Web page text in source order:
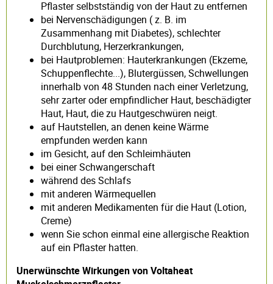
Pflaster selbstständig von der Haut zu entfernen
bei Nervenschädigungen ( z. B. im
Zusammenhang mit Diabetes), schlechter
Durchblutung, Herzerkrankungen,
bei Hautproblemen: Hauterkrankungen (Ekzeme,
Schuppenflechte...), Blutergüssen, Schwellungen
innerhalb von 48 Stunden nach einer Verletzung,
sehr zarter oder empfindlicher Haut, beschädigter
Haut, Haut, die zu Hautgeschwüren neigt.
auf Hautstellen, an denen keine Wärme
empfunden werden kann
im Gesicht, auf den Schleimhäuten
bei einer Schwangerschaft
während des Schlafs
mit anderen Wärmequellen
mit anderen Medikamenten für die Haut (Lotion,
Creme)
wenn Sie schon einmal eine allergische Reaktion
auf ein Pflaster hatten.
Unerwünschte Wirkungen von Voltaheat